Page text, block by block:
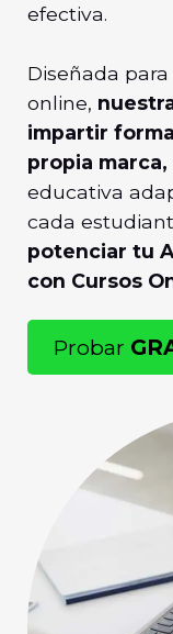
efectiva.
Diseñada
online,
impartir
propia marca,
educativa
cada
potenciar tu
con Cursos
Probar